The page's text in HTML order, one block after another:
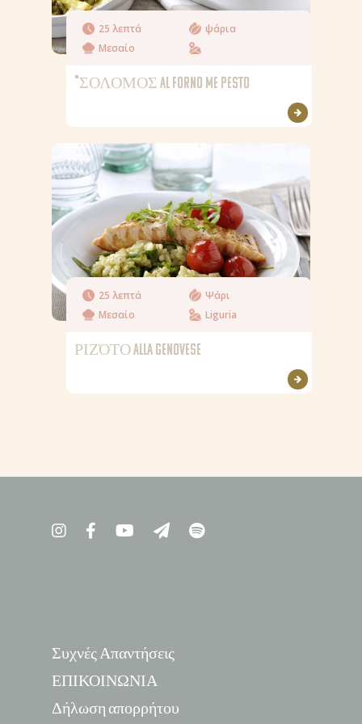
25 λεπτά
ψάρια
Μεσαίο
"ΣΟΛΟΜΟΣ AL FORNO ME PESTO
25 λεπτά
Ψάρι
Μεσαίο
Liguria
ΡΙΖΌΤΟ ALLA GENOVESE
Συχνές Απαντήσεις
ΕΠΙΚΟΙΝΩΝΙΑ
Δήλωση απορρήτου